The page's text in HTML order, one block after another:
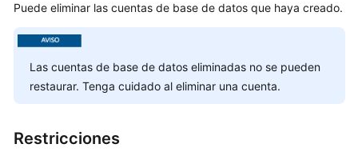
del
usuario
Trabajar
con
RDS
MySQL
Puede eliminar las cuentas de base de datos que haya creado.
Las cuentas de base de datos eliminadas no se pueden
restaurar. Tenga cuidado al eliminar una cuenta.
Restricciones